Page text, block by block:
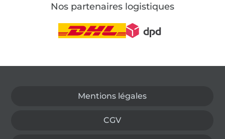
Nos partenaires logistiques
Mentions légales
CGV